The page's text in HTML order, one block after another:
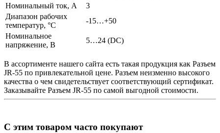
Номинальный ток, А
3
Диапазон рабочих
температур, °C
-15…+50
Номинальное
напряжение, В
5…24 (DC)
В ассортименте нашего сайта есть такая продукция как Разъем
JR-55 по привлекательной цене. Разъем неизменно высокого
качества о чем свидетельствует соответствующий сертификат.
Заказывайте Разъем JR-55 по самой выгодной стоимости.
С этим товаром часто покупают